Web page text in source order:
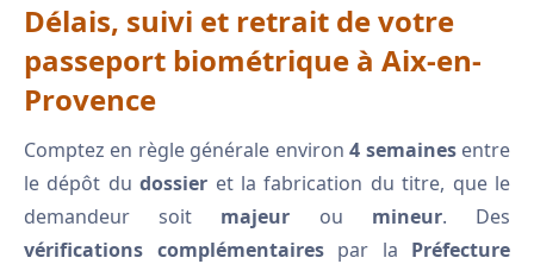
Délais, suivi et retrait de votre
passeport biométrique à Aix-en-
Provence
Comptez en règle générale environ4 semainesentre
le dépôt dudossier et la fabrication du titre, que le
demandeur soit majeur ou mineur. Des
vérifications complémentairespar la Préfecture